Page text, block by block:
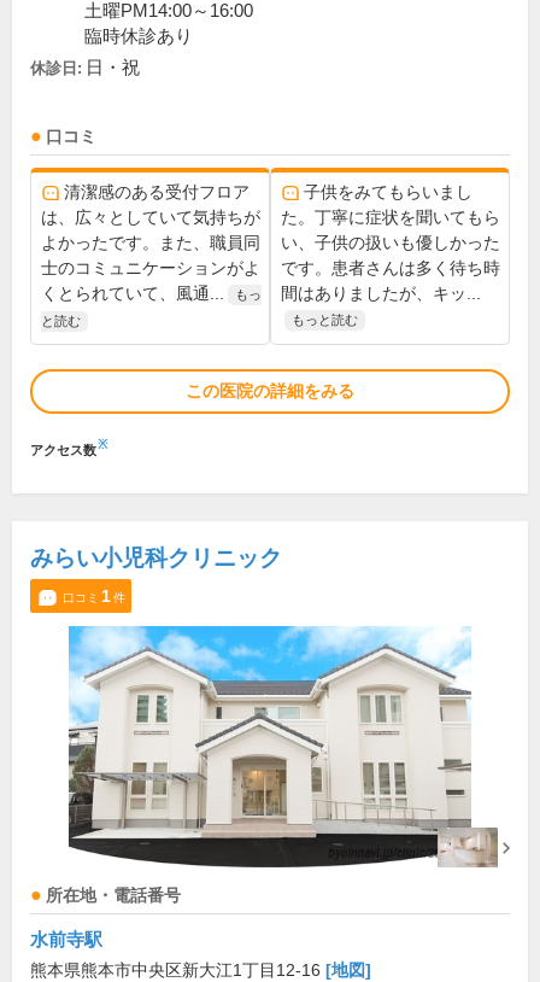
土曜PM14:00～16:00
臨時休診あり
休診日: 日・祝
口コミ
清潔感のある受付フロア
は、広々としていて気持ちが
よかったです。また、職員同
士のコミュニケーションがよ
くとられていて、風通...
もっ
と読む
子供をみてもらいまし
た。丁寧に症状を聞いてもら
い、子供の扱いも優しかった
です。患者さんは多く待ち時
間はありましたが、キッ...
もっと読む
この医院の詳細をみる
アクセス数※
みらい小児科クリニック
口コミ 1件
所在地・電話番号
水前寺駅
熊本県熊本市中央区新大江1丁目12-16 [地図]